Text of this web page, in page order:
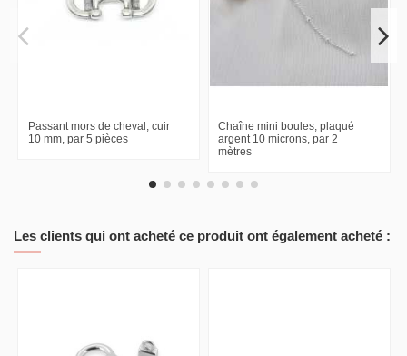
Passant mors de cheval, cuir
10 mm, par 5 pièces
Chaîne mini boules, plaqué
argent 10 microns, par 2
mètres
Les clients qui ont acheté ce produit ont également acheté :